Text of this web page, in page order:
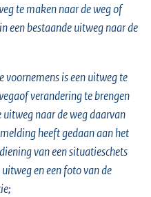
te maken naar de weg of
een bestaande uitweg naar de
voornemens is een uitweg te
verandering te brengen
uitweg naar de weg daarvan
heeft gedaan aan het
van een situatieschets
en een foto van de